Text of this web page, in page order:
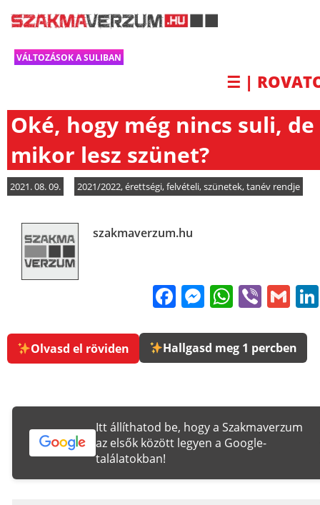
VÁLTOZÁSOK A SULIBAN
☰ |
Oké, hogy még nincs suli, de
mikor lesz szünet?
2021. 08. 09. 2021/2022,érettségi,felvételi,szünetek,tanév rendje
szakmaverzum.hu
FacebookViber
Olvasd el röviden Hallgasd meg 1 percben
Itt állíthatod be, hogy a Szakmaverzum
az elsők között legyen a Google-
találatokban!